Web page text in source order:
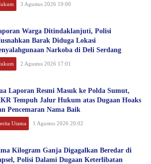
3 Agustus 2026 19:00
Warga Ditindaklanjuti, Polisi
Barak Diduga Lokasi
Narkoba di Deli Serdang
2 Agustus 2026 17:01
Laporan Resmi Masuk ke Polda Sumut,
Tempuh Jalur Hukum atas Dugaan Hoaks
Pencemaran Nama Baik
Utama 1 Agustus 2026 20:02
Kilogram Ganja Digagalkan Beredar di
Polisi Dalami Dugaan Keterlibatan